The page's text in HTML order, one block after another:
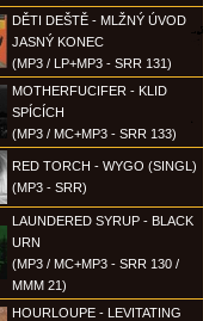
DĚTI DEŠTĚ - MLŽNÝ ÚVOD
JASNÝ KONEC
(MP3 / LP+MP3 - SRR 131)
MOTHERFUCIFER - KLID
SPÍCÍCH
(MP3 / MC+MP3 - SRR 133)
RED TORCH - WYGO (SINGL)
(MP3 - SRR)
LAUNDERED SYRUP - BLACK
URN
(MP3 / MC+MP3 - SRR 130 /
MMM 21)
HOURLOUPE - LEVITATING